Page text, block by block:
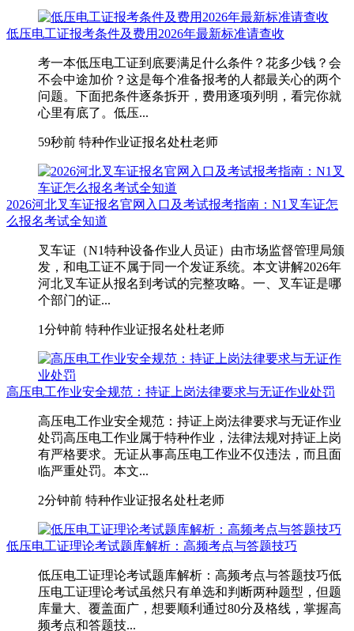
低压电工证报考条件及费用2026年最新标准请查收
考一本低压电工证到底要满足什么条件？花多少钱？会
不会中途加价？这是每个准备报考的人都最关心的两个
问题。下面把条件逐条拆开，费用逐项列明，看完你就
心里有底了。低压...
59秒前 特种作业证报名处杜老师
2026河北叉车证报名官网入口及考试报考指南：N1叉车证怎
么报名考试全知道
叉车证（N1特种设备作业人员证）由市场监督管理局颁
发，和电工证不属于同一个发证系统。本文讲解2026年
河北叉车证从报名到考试的完整攻略。一、叉车证是哪
个部门的证...
1分钟前 特种作业证报名处杜老师
高压电工作业安全规范：持证上岗法律要求与无证作业处罚
高压电工作业安全规范：持证上岗法律要求与无证作业
处罚高压电工作业属于特种作业，法律法规对持证上岗
有严格要求。无证从事高压电工作业不仅违法，而且面
临严重处罚。本文...
2分钟前 特种作业证报名处杜老师
低压电工证理论考试题库解析：高频考点与答题技巧
低压电工证理论考试题库解析：高频考点与答题技巧低
压电工证理论考试虽然只有单选和判断两种题型，但题
库量大、覆盖面广，想要顺利通过80分及格线，掌握高
频考点和答题技...